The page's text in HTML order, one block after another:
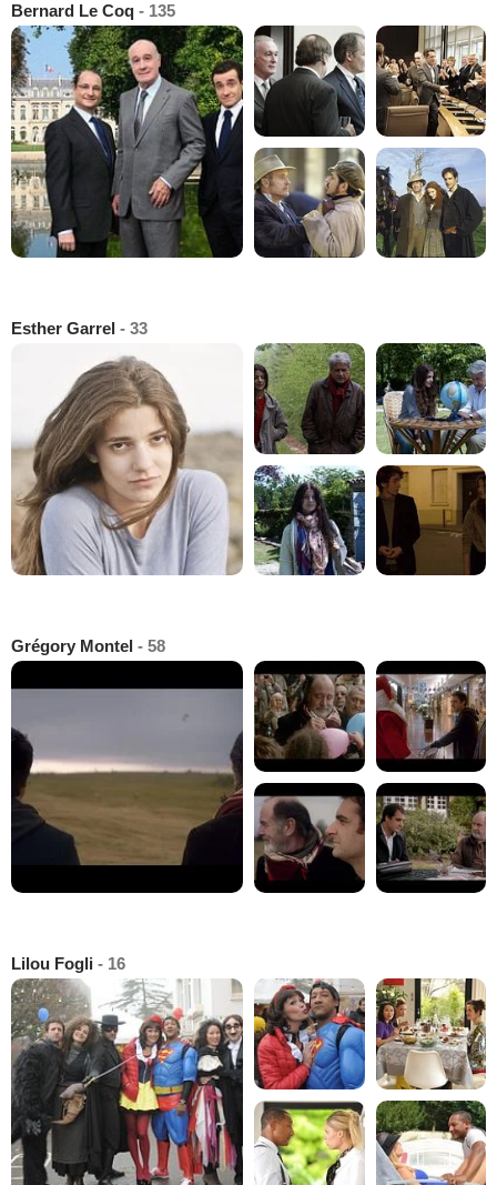
Bernard Le Coq - 135
Esther Garrel - 33
Grégory Montel - 58
Lilou Fogli - 16